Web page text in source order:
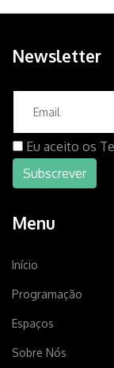
Newsletter
Eu aceito os
Menu
Início
Programação
Espaços
Sobre Nós